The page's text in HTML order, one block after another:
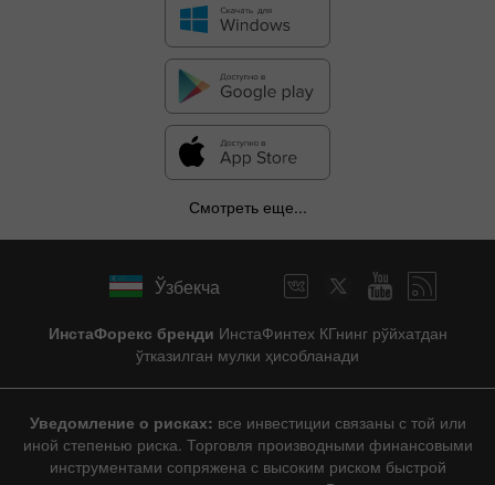
Смотреть еще...
Ўзбекча
ИнстаФорекс бренди ИнстаФинтех КГнинг рўйхатдан
ўтказилган мулки ҳисобланади
Уведомление о рисках: все инвестиции связаны с той или
иной степенью риска. Торговля производными финансовыми
инструментами сопряжена с высоким риском быстрой